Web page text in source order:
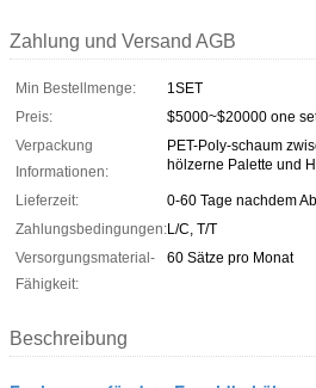
Zahlung und Versand AGB
Min Bestellmenge:
1SET
Preis:
$5000~$20000 one
Verpackung
Informationen:
PET-Poly-schaum
hölzerne Palette und
Lieferzeit:
0-60 Tage nachdem
Zahlungsbedingungen:L/C, T/T
Versorgungsmaterial-
Fähigkeit:
60 Sätze pro Monat
Beschreibung